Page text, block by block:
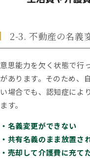
2-3. 不動産の名義
意思能力を欠く状態で行
があります。そのため、
い場合でも、認知症によ
ます。
・名義変更ができない
・共有名義のまま放置さ
・売却して介護費に充て